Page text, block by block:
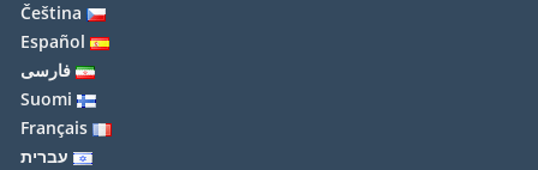
Čeština
Español
فارسی
Suomi
Français
עברית